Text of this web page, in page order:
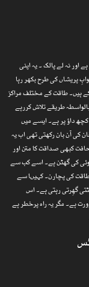
نہ لے پالک ۔ یہ اپنی
پریشاں کی طرح بکھر رہا
ہیں۔ طاقت کے مختلف مراکز
طریقے تلاش کررہے
داؤ پر ہے۔ ایسے میں
کی آن بان رکھتی تھی اب یہ
کبھی صداقت کا متن اور
کی گھٹن ہے۔ اسے کب سے
طاقت کی پچارن۔ کہیںا سے
گھِرتی رہتی ہے۔ اس
ہے۔ مگر یہ راہ پرخطر ہے